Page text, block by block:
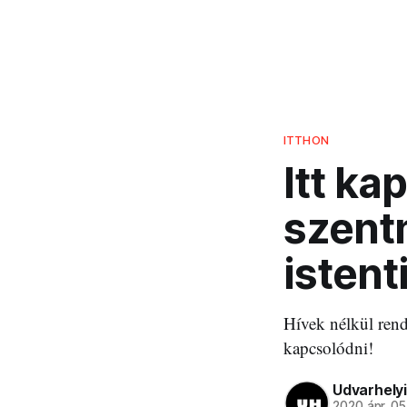
ITTHON
Itt
Hívek nélkül
kapcsolódni!